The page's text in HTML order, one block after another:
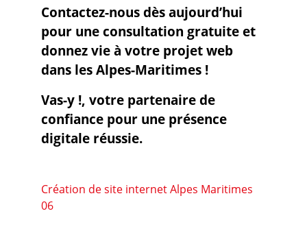
Contactez-nous dès aujourd’hui
pour une consultation gratuite et
donnez vie à votre projet web
dans les Alpes-Maritimes !
Vas-y !, votre partenaire de
confiance pour une présence
digitale réussie.
Création de site internet Alpes Maritimes
06